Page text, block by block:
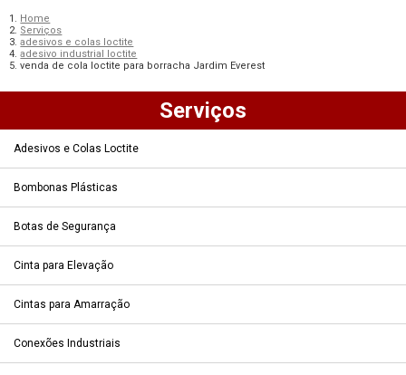
Home
Serviços
adesivos e colas loctite
adesivo industrial loctite
venda de cola loctite para borracha Jardim Everest
Serviços
Adesivos e Colas Loctite
Bombonas Plásticas
Botas de Segurança
Cinta para Elevação
Cintas para Amarração
Conexões Industriais